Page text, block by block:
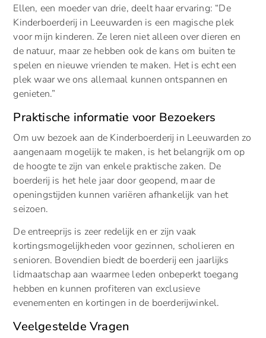
Ellen, een moeder van drie, deelt haar ervaring: “De
Kinderboerderij in Leeuwarden is een magische plek
voor mijn kinderen. Ze leren niet alleen over dieren en
de natuur, maar ze hebben ook de kans om buiten te
spelen en nieuwe vrienden te maken. Het is echt een
plek waar we ons allemaal kunnen ontspannen en
genieten.”
Praktische informatie voor Bezoekers
Om uw bezoek aan de Kinderboerderij in Leeuwarden zo
aangenaam mogelijk te maken, is het belangrijk om op
de hoogte te zijn van enkele praktische zaken. De
boerderij is het hele jaar door geopend, maar de
openingstijden kunnen variëren afhankelijk van het
seizoen.
De entreeprijs is zeer redelijk en er zijn vaak
kortingsmogelijkheden voor gezinnen, scholieren en
senioren. Bovendien biedt de boerderij een jaarlijks
lidmaatschap aan waarmee leden onbeperkt toegang
hebben en kunnen profiteren van exclusieve
evenementen en kortingen in de boerderijwinkel.
Veelgestelde Vragen